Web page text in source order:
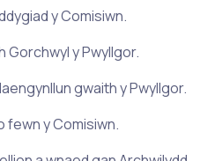
y Comisiwn.
Gorchwyl y Pwyllgor.
gwaith y Pwyllgor.
fewn y Comisiwn.